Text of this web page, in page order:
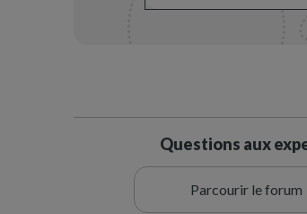
Questions aux
Parcourir le forum